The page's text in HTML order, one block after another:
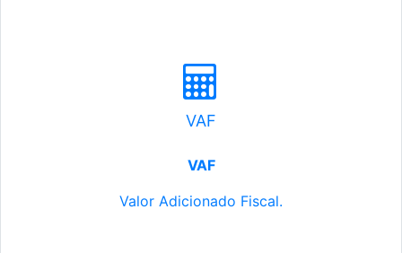
VAF
VAF
Valor Adicionado Fiscal.